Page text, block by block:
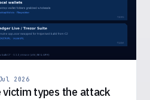
2026
victim types the attack